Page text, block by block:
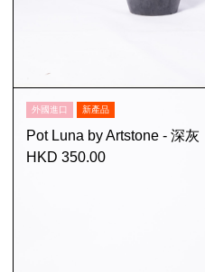
外國進口 新產品
Pot Luna by Artstone - 深灰
HKD 350.00